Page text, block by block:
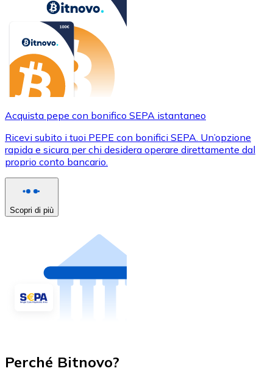
Acquista pepe con bonifico SEPA istantaneo
Ricevi subito i tuoi PEPE con bonifici SEPA. Un’opzione
rapida e sicura per chi desidera operare direttamente dal
proprio conto bancario.
Scopri di più
Perché Bitnovo?